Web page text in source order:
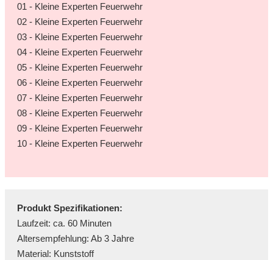
01 - Kleine Experten Feuerwehr
02 - Kleine Experten Feuerwehr
03 - Kleine Experten Feuerwehr
04 - Kleine Experten Feuerwehr
05 - Kleine Experten Feuerwehr
06 - Kleine Experten Feuerwehr
07 - Kleine Experten Feuerwehr
08 - Kleine Experten Feuerwehr
09 - Kleine Experten Feuerwehr
10 - Kleine Experten Feuerwehr
Produkt Spezifikationen:
Laufzeit: ca. 60 Minuten
Altersempfehlung: Ab 3 Jahre
Material: Kunststoff